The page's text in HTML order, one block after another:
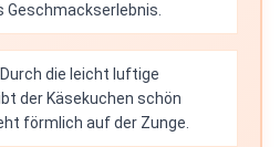
Geschmackserlebnis.
Durch die leicht luftige
der Käsekuchen schön
förmlich auf der Zunge.